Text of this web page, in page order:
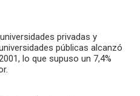
privadas y
públicas alcanzó
lo que supuso un 7,4%